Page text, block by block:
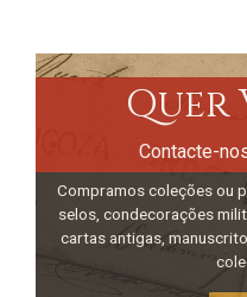
Quer
Contacte-
Compramos coleções ou
selos, condecorações
cartas antigas,